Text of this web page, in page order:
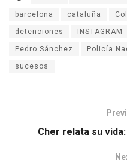
barcelona cataluña
detenciones INSTAGRAM
Pedro Sánchez Policía
sucesos
Cher relata su